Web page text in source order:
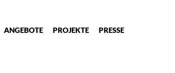
ANGEBOTE PROJEKTE PRESSE